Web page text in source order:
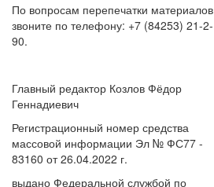
По вопросам перепечатки материалов
звоните по телефону: +7 (84253) 21-2-
90.
Главный редактор Козлов Фёдор
Геннадиевич
Регистрационный номер средства
массовой информации Эл № ФС77 -
83160 от 26.04.2022 г.
выдано Федеральной службой по